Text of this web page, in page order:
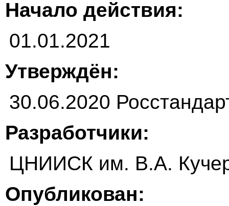
Начало действия:
01.01.2021
Утверждён:
30.06.2020
Разработчики:
ЦНИИСК им. В.А.
Опубликован: